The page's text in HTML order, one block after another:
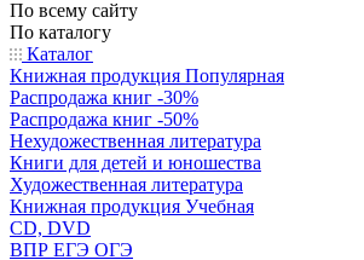
По всему сайту
По каталогу
Каталог
Книжная продукция Популярная
Распродажа книг -30%
Распродажа книг -50%
Нехудожественная литература
Книги для детей и юношества
Художественная литература
Книжная продукция Учебная
CD, DVD
ВПР ЕГЭ ОГЭ